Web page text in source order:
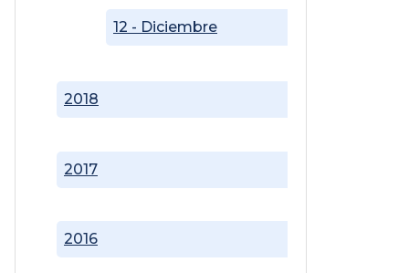
2016
2017
2018
12 - Diciembre